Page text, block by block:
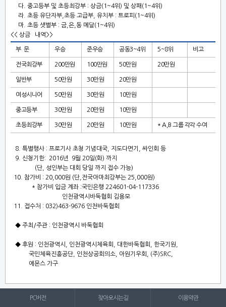
다 중고등부 및 초등최강부 : 상금(1~4위) 및 상패(1~4위)
라 초등 유단자부 초등 고급부 유치부 : 트로피 (1~4위)
마 초등 샛별부 : 금 은 동 메달(1~4위)
<< 상금 내역>>
부 문 우승 준우승 공동3~4위 5~8위 비고
전국최강부 200만원 100만원 50만원 20만원
일반부 50만원 30만원 20만원
여성시니어 50만원 30만원 10만원
중고등부 30만원 20만원 10만원
초등최강부 30만원 20만원 10만원 * A,B 그룹 각각 수여
8. 특별행사 : 프로기사 초청 기념대국 지도다면기
싸인회 등
9. 신청기한: 2016년 9월 20일(화) 까지
(단 성인부는 대회 당일 까지 접수 가능)
10. 참가비 : 20,000원 (단 전국아마최강부는 25,000원)
* 참가비 입금 계좌 :국민은행 224601-04-117336
인천광역시바둑협회 김용모
11. 접수처 : 032)463-9676 인천바둑협회
◆ 주최 /주관 : 인천광역시 바둑협회
◆ 후원 : 인천광역시 인천광역시체육회 대한바둑협회 한국기원
국민체육진흥공단
인천상공회의소 아원기우회 , (주)SRC,
에몬스 가구
PC버전 찾아오시는길 이용약관